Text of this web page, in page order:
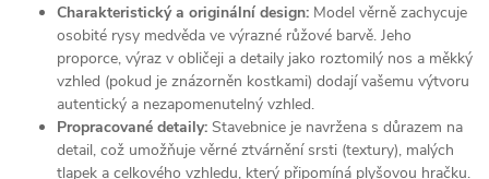
Charakteristický a originální design: Model věrně zachycuje
osobité rysy medvěda ve výrazné růžové barvě. Jeho
proporce, výraz v obličeji a detaily jako roztomilý nos a měkký
vzhled (pokud je znázorněn kostkami) dodají vašemu výtvoru
autentický a nezapomenutelný vzhled.
Propracované detaily: Stavebnice je navržena s důrazem na
detail, což umožňuje věrné ztvárnění srsti (textury), malých
tlapek a celkového vzhledu, který připomíná plyšovou hračku.